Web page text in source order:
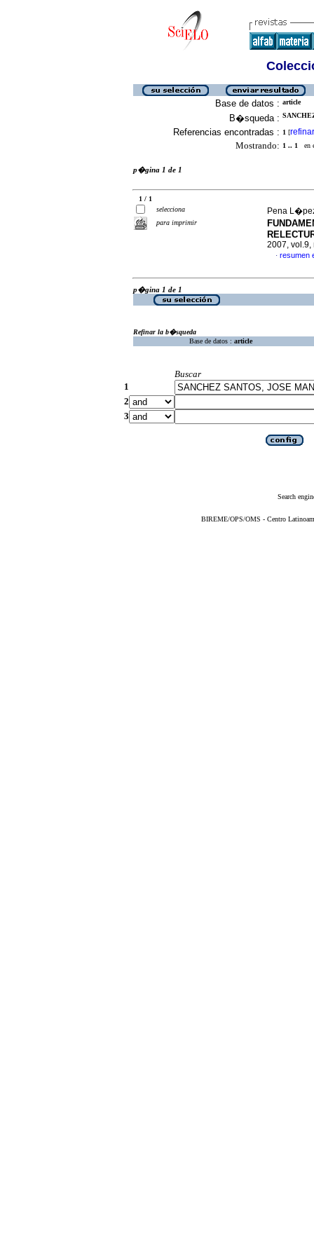
Base de datos : article
B�squeda :
Referencias encontradas : 1 [refinar
Mostrando: 1 .. 1 en
p�gina 1 de 1
1 / 1
selecciona
para imprimir
Pena
2007, vol.9,
· resumen
p�gina 1 de 1
Refinar la b�squeda
Base de datos : article
Buscar
1
2
3
Search
BIREME/OPS/OMS - Centro